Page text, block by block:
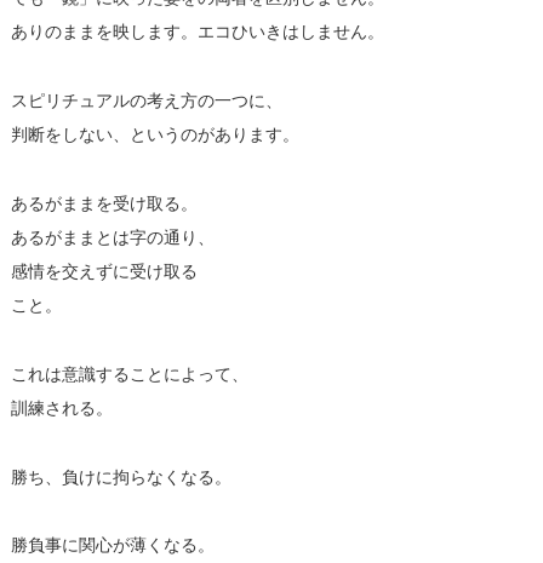
ありのままを映します。エコひいきはしません。
スピリチュアルの考え方の一つに、
判断をしない、というのがあります。
あるがままを受け取る。
あるがままとは字の通り、
感情を交えずに受け取る
こと。
これは意識することによって、
訓練される。
勝ち、負けに拘らなくなる。
勝負事に関心が薄くなる。